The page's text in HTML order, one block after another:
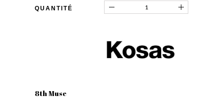
QUANTITÉ
8th Muse